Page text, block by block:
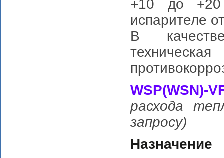
+10 до +20
испарителе
В
WSP(WSN)-
расхода
запросу)
Назначение